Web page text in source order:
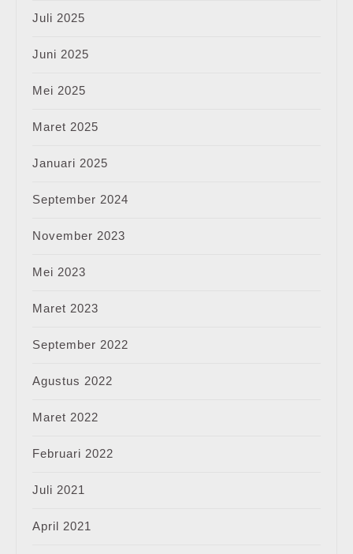
Juli 2025
Juni 2025
Mei 2025
Maret 2025
Januari 2025
September 2024
November 2023
Mei 2023
Maret 2023
September 2022
Agustus 2022
Maret 2022
Februari 2022
Juli 2021
April 2021